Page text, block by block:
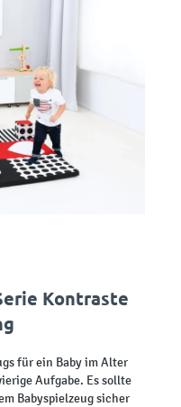
Kontraste
für ein Baby im Alter
Aufgabe. Es sollte
Babyspielzeug sicher